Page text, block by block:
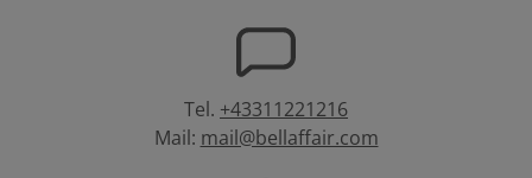
Tel. +43311221216
Mail: mail@bellaffair.com